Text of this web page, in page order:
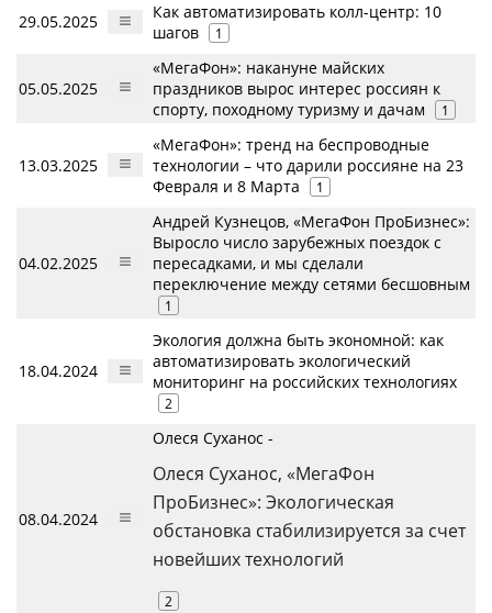
29.05.2025
Как автоматизировать колл-центр: 10
шагов
1
05.05.2025
«МегаФон»: накануне майских
праздников вырос интерес россиян к
спорту, походному туризму и дачам
1
13.03.2025
«МегаФон»: тренд на беспроводные
технологии – что дарили россияне на 23
Февраля и 8 Марта
1
04.02.2025
Андрей Кузнецов, «МегаФон ПроБизнес»:
Выросло число зарубежных поездок с
пересадками, и мы сделали
переключение между сетями бесшовным
1
18.04.2024
Экология должна быть экономной: как
автоматизировать экологический
мониторинг на российских технологиях
2
08.04.2024
Олеся Суханос -
Олеся Суханос, «МегаФон
ПроБизнес»: Экологическая
обстановка стабилизируется за счет
новейших технологий
2